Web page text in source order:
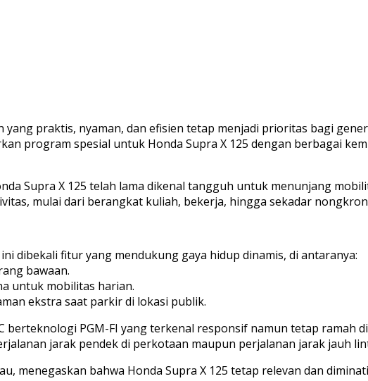
yang praktis, nyaman, dan efisien tetap menjadi prioritas bagi
program spesial untuk Honda Supra X 125 dengan berbagai
Supra X 125 telah lama dikenal tangguh untuk menunjang
mulai dari berangkat kuliah, bekerja, hingga sekadar
dibekali fitur yang mendukung gaya hidup dinamis, di antaranya:
bawaan.
untuk mobilitas harian.
ekstra saat parkir di lokasi publik.
berteknologi PGM-FI yang terkenal responsif namun tetap
jarak pendek di perkotaan maupun perjalanan jarak jauh
menegaskan bahwa Honda Supra X 125 tetap relevan dan